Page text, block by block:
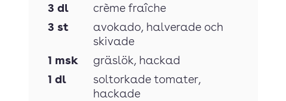
3 dl
crème fraîche
3 st avokado, halverade och
skivade
1 msk gräslök, hackad
1 dl soltorkade tomater,
hackade